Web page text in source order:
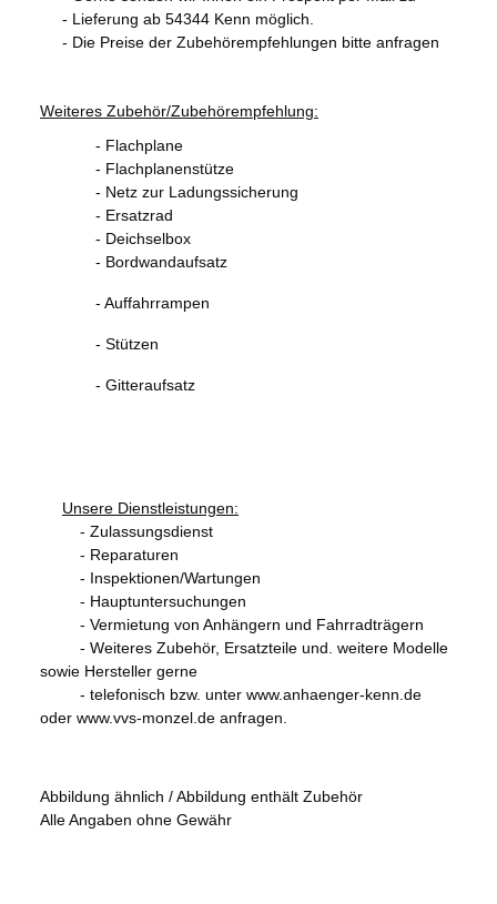
- Lieferung ab 54344 Kenn möglich.
- Die Preise der Zubehörempfehlungen bitte anfragen
Weiteres Zubehör/Zubehörempfehlung:
- Flachplane
- Flachplanenstütze
- Netz zur Ladungssicherung
- Ersatzrad
- Deichselbox
- Bordwandaufsatz
- Auffahrrampen
- Stützen
- Gitteraufsatz
Unsere Dienstleistungen:
- Zulassungsdienst
- Reparaturen
- Inspektionen/Wartungen
- Hauptuntersuchungen
- Vermietung von Anhängern und Fahrradträgern
- Weiteres Zubehör, Ersatzteile und. weitere Modelle
sowie Hersteller gerne
- telefonisch bzw. unter www.anhaenger-kenn.de
oder www.vvs-monzel.de anfragen.
Abbildung ähnlich / Abbildung enthält Zubehör
Alle Angaben ohne Gewähr